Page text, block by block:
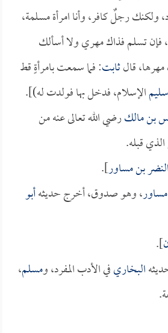
ولكنك رجلٌ كافر، وأنا امرأة مسلمة،
فإن تسلم فذاك مهري ولا أسألك
قالثابت: فما سمعت بامرأةٍ قط
الإسلام، فدخل بها فولدت له)].
بن مالكرضي الله تعالى عنه من
قبله.
بن مساور].
، وهو صدوق، أخرج حديثهأبو
].
البخاريفي الأدب المفرد، ومسلم،